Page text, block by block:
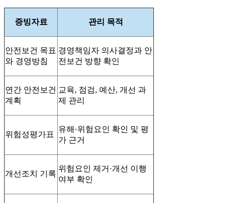
증빙자료 관리 목적
안전보건 목표
와 경영방침
경영책임자 의사결정과 안
전보건 방향 확인
연간 안전보건
계획
교육, 점검, 예산, 개선 과
제 관리
위험성평가표
유해·위험요인 확인 및 평
가 근거
개선조치 기록
위험요인 제거·개선 이행
여부 확인